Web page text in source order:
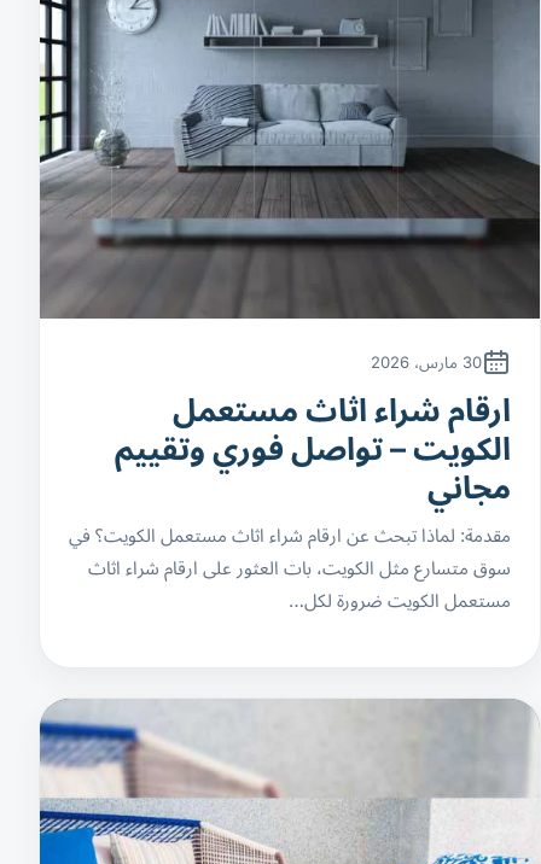
30 مارس، 2026
ارقام شراء اثاث مستعمل
الكويت – تواصل فوري وتقييم
مجاني
مقدمة: لماذا تبحث عن ارقام شراء اثاث مستعمل الكويت؟ في
سوق متسارع مثل الكويت، بات العثور على ارقام شراء اثاث
مستعمل الكويت ضرورة لكل…